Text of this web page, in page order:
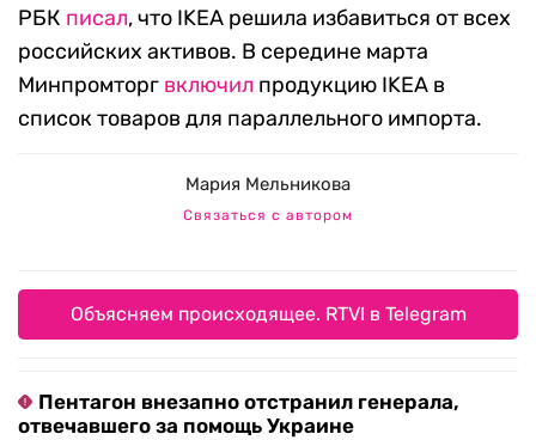
РБК писал, что IKEA решила избавиться от всех
российских активов. В середине марта
Минпромторг включил продукцию IKEA в
список товаров для параллельного импорта.
Мария Мельникова
Связаться с автором
Объясняем происходящее. RTVI в Telegram
Пентагон внезапно отстранил генерала,
отвечавшего за помощь Украине